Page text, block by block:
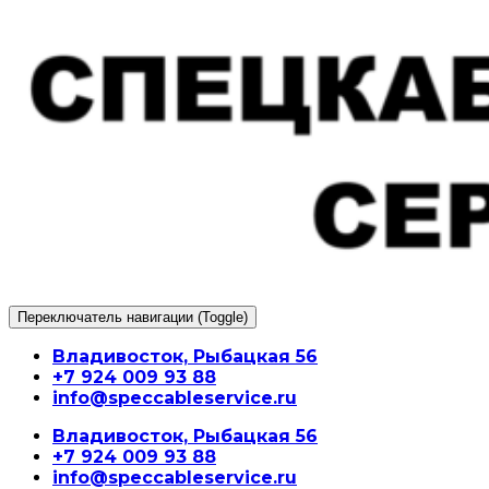
содержимому
Переключатель навигации (Toggle)
Владивосток, Рыбацкая 56
+7 924 009 93 88
info@speccableservice.ru
Владивосток, Рыбацкая 56
+7 924 009 93 88
info@speccableservice.ru